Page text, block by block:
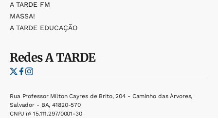
A TARDE FM
MASSA!
A TARDE EDUCAÇÃO
RedesA TARDE
Rua Professor Milton Cayres de Brito, 204 - Caminho das Árvores,
Salvador - BA, 41820-570
CNPJ nº 15.111.297/0001-30